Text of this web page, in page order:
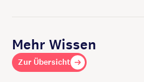
Mehr Wissen
Zur Übersicht